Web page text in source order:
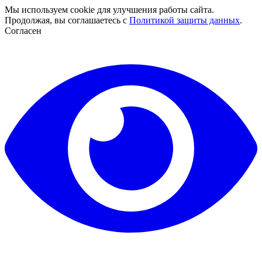
Мы используем cookie для улучшения работы сайта.
Продолжая, вы соглашаетесь с Политикой защиты данных.
Согласен